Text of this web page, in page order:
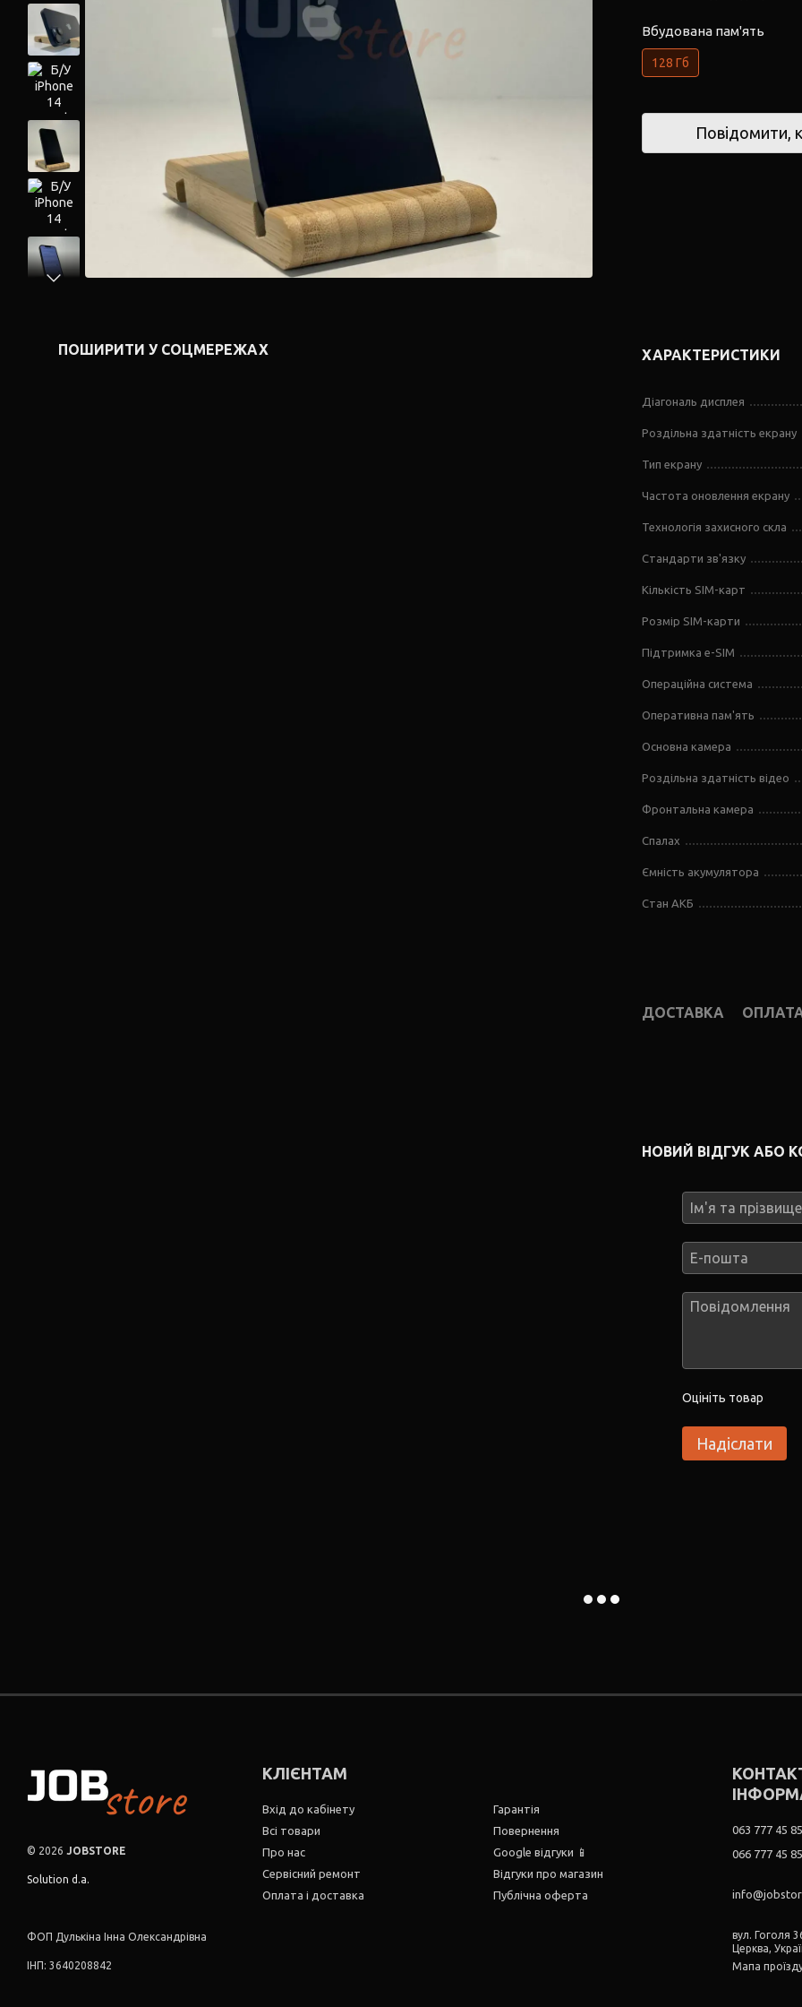
ПОШИРИТИ У СОЦМЕРЕЖАХ
Вбудована пам'ять
128 Гб
Повідомити,
ХАРАКТЕРИСТИКИ
Діагональ дисплея
Роздільна здатність екрану
Тип екрану
Частота оновлення екрану
Технологія захисного скла
Стандарти зв'язку
Кількість SIM-карт
Розмір SIM-карти
Підтримка e-SIM
Операційна система
Оперативна пам'ять
Основна камера
Роздільна здатність відео
Фронтальна камера
Спалах
Ємність акумулятора
Стан АКБ
ДОСТАВКА
НОВИЙ ВІДГУК АБО
Оцініть товар
Надіслати
© 2026 JOBSTORE
Solution d.a.
ФОП Дулькіна Інна Олександрівна
ІНП: 3640208842
КЛІЄНТАМ
Вхід до кабінету
Всі товари
Про нас
Сервісний ремонт
Оплата і доставка
Гарантія
Повернення
Google відгуки 📱
Відгуки про магазин
Публічна оферта
063 777 45 85
066 777 45 85
вул. Гоголя
Церква,
Мапа